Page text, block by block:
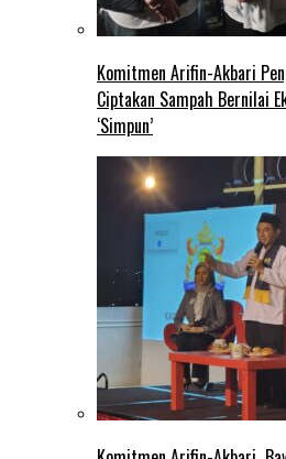
Komitmen Arifin-Akbari
Ciptakan Sampah Bernilai
‘Simpun’